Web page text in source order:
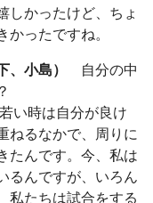
しかったけど、ちょ
かったですね。
、小島）
自分の中
い時は自分が良け
ねるなかで、周りに
たんです。今、私は
るんですが、いろん
私たちは試合をする